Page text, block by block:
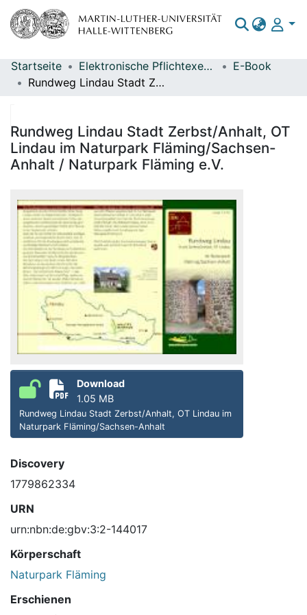
Bereiche & Sammlungen
Statistiken
Startseite Elektronische Pflichtexemplare
E-Book
Rundweg Lindau Stadt Zerbst/Anhalt, OT Lindau im Naturpark Fläming/Sachsen-Anhalt / Naturpark Fläming e.V.
Rundweg Lindau Stadt Zerbst/Anhalt, OT
Lindau im Naturpark Fläming/Sachsen-
Anhalt / Naturpark Fläming e.V.
Download
1.05 MB
Rundweg Lindau Stadt Zerbst/Anhalt, OT Lindau im
Naturpark Fläming/Sachsen-Anhalt
Discovery
1779862334
URN
urn:nbn:de:gbv:3:2-144017
Körperschaft
Naturpark Fläming
Erschienen